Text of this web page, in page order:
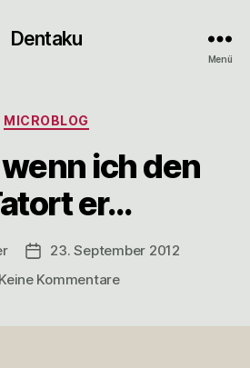
Dentaku
Menü
Kategorien
MICROBLOG
ich den
er…
Veröffentlichungsdatum
23. September 2012
Keine Kommentarezu